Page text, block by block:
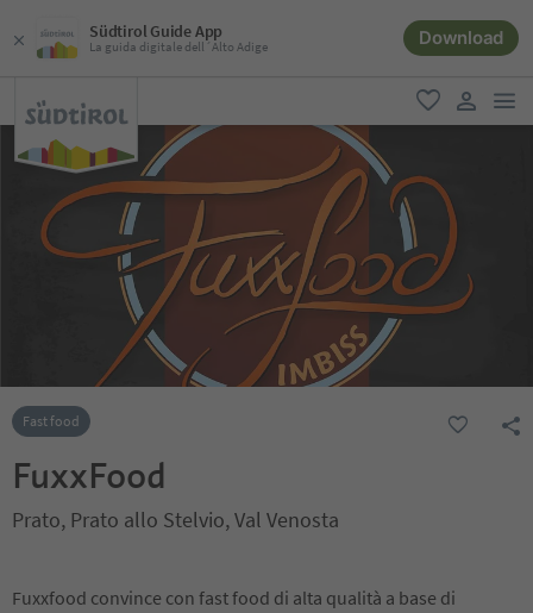
Südtirol Guide App
La guida digitale dell´Alto Adige Download
favoriti
user link
Fast food
FuxxFood
Prato, Prato allo Stelvio, Val Venosta
Fuxxfood convince con fast food di alta qualità a base di